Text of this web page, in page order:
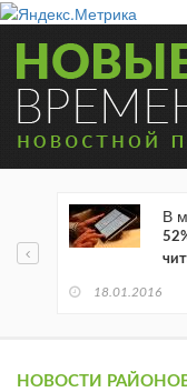
В
18.01.2016
НОВОСТИ